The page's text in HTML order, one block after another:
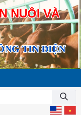
NUÔI VÀ
TIN ĐIỆN